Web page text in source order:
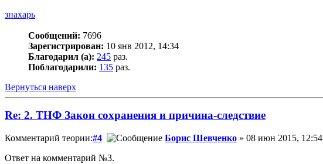
знахарь
Сообщений: 7696
Зарегистрирован: 10 янв 2012, 14:34
Благодарил (а): 245 раз.
Поблагодарили: 135 раз.
Вернуться наверх
Re: 2. ТНФ Закон сохранения и причина-следствие
Комментарий теории:#4 Борис Шевченко » 08 июн 2015, 12:54
Ответ на комментарий №3.